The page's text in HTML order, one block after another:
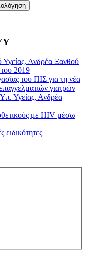
Ανδρέα Ξανθού
2019
του ΠΙΣ για τη νέα
γιατρών
Υγείας, Ανδρέα
με HIV μέσω
ειδικότητες